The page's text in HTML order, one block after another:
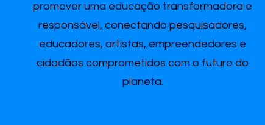
promover uma educação transformadora e
responsável, conectando pesquisadores,
educadores, artistas, empreendedores e
cidadãos comprometidos com o futuro do
planeta.